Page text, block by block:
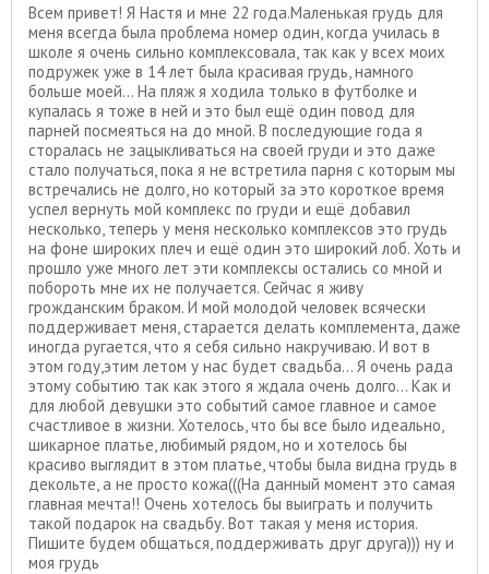
Всем привет! Я Настя и мне 22 года.Маленькая грудь для
меня всегда была проблема номер один, когда училась в
школе я очень сильно комплексовала, так как у всех моих
подружек уже в 14 лет была красивая грудь, намного
больше моей... На пляж я ходила только в футболке и
купалась я тоже в ней и это был ещё один повод для
парней посмеяться на до мной. В последующие года я
сторалась не зацыкливаться на своей груди и это даже
стало получаться, пока я не встретила парня с которым мы
встречались не долго, но который за это короткое время
успел вернуть мой комплекс по груди и ещё добавил
несколько, теперь у меня несколько комплексов это грудь
на фоне широких плеч и ещё один это широкий лоб. Хоть и
прошло уже много лет эти комплексы остались со мной и
побороть мне их не получается. Сейчас я живу
грожданским браком. И мой молодой человек всячески
поддерживает меня, старается делать комплемента, даже
иногда ругается, что я себя сильно накручиваю. И вот в
этом году,этим летом у нас будет свадьба... Я очень рада
этому событию так как этого я ждала очень долго... Как и
для любой девушки это событий самое главное и самое
счастливое в жизни. Хотелось, что бы все было идеально,
шикарное платье, любимый рядом, но и хотелось бы
красиво выглядит в этом платье, чтобы была видна грудь в
декольте, а не просто кожа(((На данный момент это самая
главная мечта!! Очень хотелось бы выиграть и получить
такой подарок на свадьбу. Вот такая у меня история.
Пишите будем общаться, поддерживать друг друга))) ну и
моя грудь